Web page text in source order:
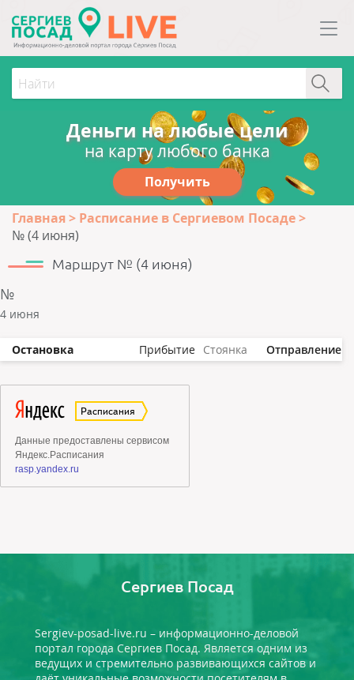
Деньги на любые цели
на карту любого банка
Получить
Главная
Расписание в Сергиевом Посаде
№ (4 июня)
Маршрут № (4 июня)
№
4 июня
Остановка Прибытие Стоянка Отправление
Сергиев Посад
Sergiev-posad-live.ru – информационно-деловой
портал города Сергиев Посад. Является одним из
ведущих и стремительно развивающихся сайтов и